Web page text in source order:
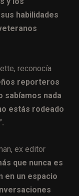
habilidades
reconocía
reporteros
sabíamos nada
estás rodeado
ex editor
que nunca es
en un espacio